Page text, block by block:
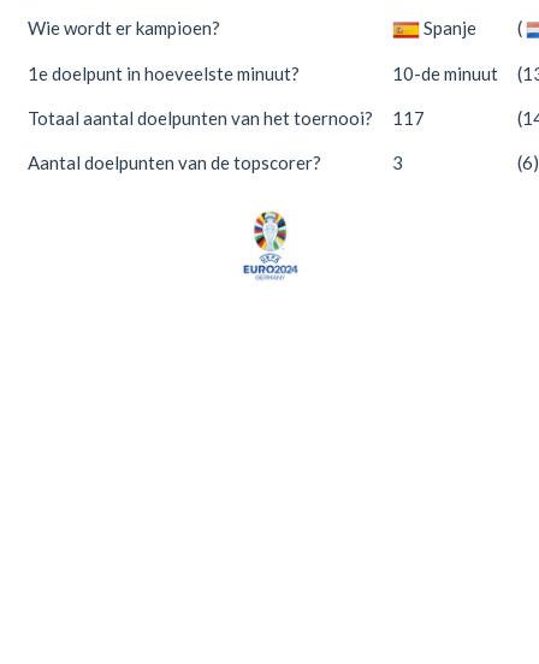
Wie wordt er kampioen? Spanje (
1e doelpunt in hoeveelste minuut? 10-de minuut
Totaal aantal doelpunten van het toernooi? 117
Aantal doelpunten van de topscorer? 3 (6)